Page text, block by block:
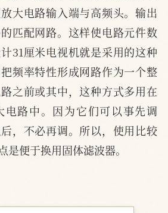
大电路输入端与高频头。输出
匹配网路。这样使电路元件数
31厘米电视机就是采用的这种
频率特性形成网路作为一个整
之前或其中，这种方式多用在
电路中。因为它们可以事先调
，不必再调。所以，使用比较
是便于换用固体滤波器。